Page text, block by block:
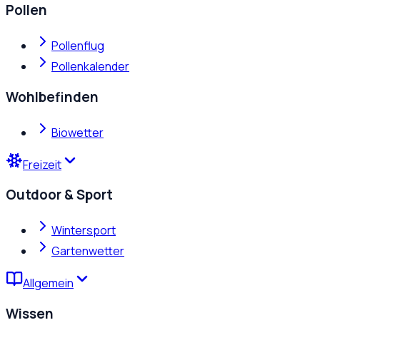
Pollen
Pollenflug
Pollenkalender
Wohlbefinden
Biowetter
Freizeit
Outdoor & Sport
Wintersport
Gartenwetter
Allgemein
Wissen